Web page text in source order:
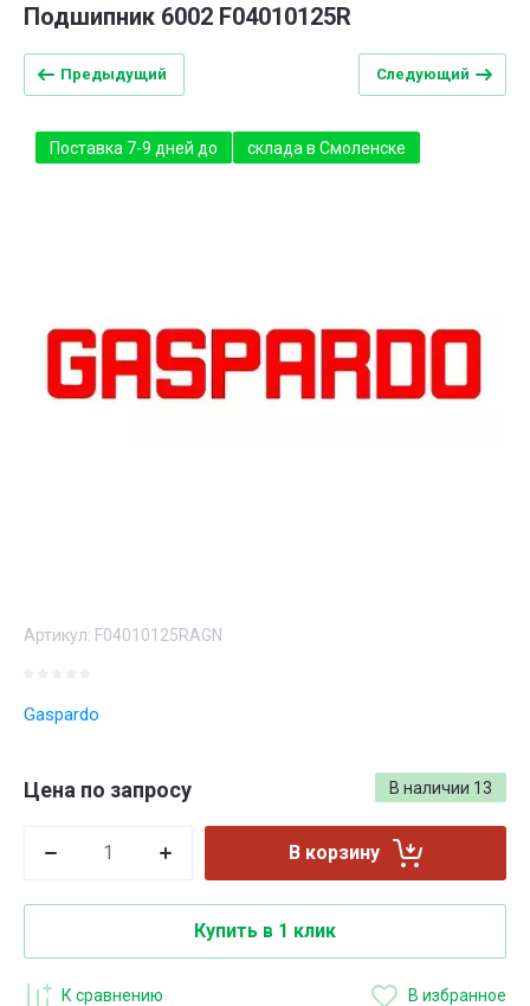
Подшипник 6002 F04010125R
Предыдущий Следующий
Поставка 7-9 дней до склада в Смоленске
Артикул: F04010125RAGN
Gaspardo
В наличии 13
Цена по запросу
В корзину
Купить в 1 клик
К сравнению В избранное